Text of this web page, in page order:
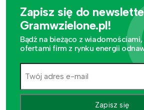
Zapisz się do
Gramwzielone.pl!
Bądź na bieżąco z
ofertami firm z rynku energii
Zapisz się